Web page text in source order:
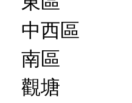
中西區
南區
觀塘